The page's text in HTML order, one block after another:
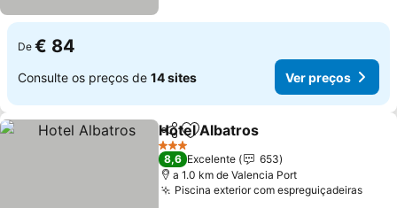
De € 84
Consulte os preços de 14 sites Ver preços
PartilharAdicionar aos favoritos
Hotel Albatros
3 Estrelas
8,6 Excelente
653
a 1.0 km de Valencia Port
Piscina exterior com espreguiçadeirasVer